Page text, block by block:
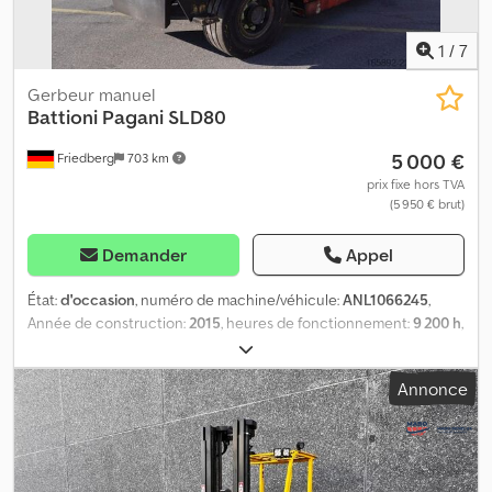
1 / 7
Friedberg 703 km
Gerbeur manuel
Battioni Pagani SLD80
5 000 €
prix fixe hors TVA
(5 950 € brut)
Demander Appel
État:d'occasion, numéro de machine/véhicule:ANL1066245,
Année de construction:2015, heures de fonctionnement:9 200 h,
, hauteur de levage:
libre:1 700 mm, centre de gravité de la charge:700 mm, type de
mât:duplex, largeur du tablier de fourche:1 450 mm, longueur
des fourches:1 400 mm, taille du pneu avant:355/65 R15, taille de
pneu arrière:355/65-15, poids à vide:11 900 kg, hauteur totale:
2 950 mm, longueur totale: 5 080 mm, largeur totale:2 250 mm,
carburant:diesel, - Véhicule : sans hydraulique auxiliaire - Mât :
Annonce